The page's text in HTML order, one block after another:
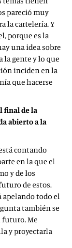
pareció muy
la cartelería. Y
porque es la
una idea sobre
la gente y lo que
inciden en la
que hacerse
final de la
abierto a la
contando
en la que el
y de los
de estos.
apelando todo el
también se
futuro. Me
y proyectarla